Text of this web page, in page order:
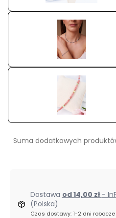
Suma dodatkowych
Dostawa od 14,00 zł -
(Polska)
Czas dostawy: 1-2 dni robocze